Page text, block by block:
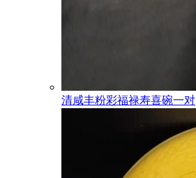
清咸丰粉彩福禄寿喜碗一对